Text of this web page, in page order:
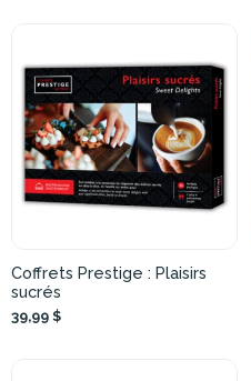
Coffrets Prestige : Plaisirs
sucrés
39,99 $